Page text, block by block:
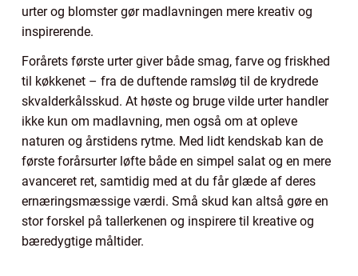
urter og blomster gør madlavningen mere kreativ og
inspirerende.
Forårets første urter giver både smag, farve og friskhed
til køkkenet – fra de duftende ramsløg til de krydrede
skvalderkålsskud. At høste og bruge vilde urter handler
ikke kun om madlavning, men også om at opleve
naturen og årstidens rytme. Med lidt kendskab kan de
første forårsurter løfte både en simpel salat og en mere
avanceret ret, samtidig med at du får glæde af deres
ernæringsmæssige værdi. Små skud kan altså gøre en
stor forskel på tallerkenen og inspirere til kreative og
bæredygtige måltider.